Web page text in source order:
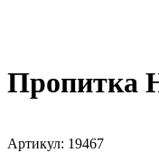
Пропитка
Артикул: 19467